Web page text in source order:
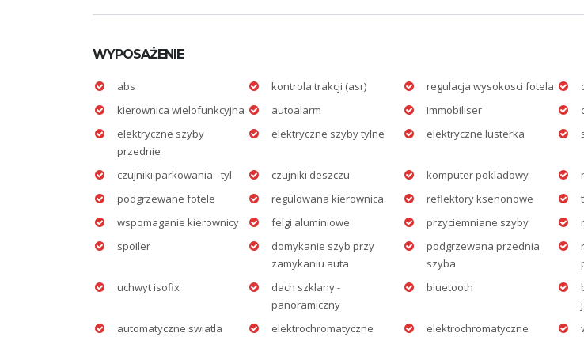
WYPOSAŻENIE
abs kontrola trakcji (asr) regulacja wysokosci fotela
kierownica wielofunkcyjna
autoalarm immobiliser
elektryczne szyby
przednie
elektryczne szyby tylne elektryczne lusterka
czujniki parkowania - tyl czujniki deszczu komputer pokladowy
podgrzewane fotele
regulowana kierownica reflektory ksenonowe
wspomaganie kierownicy
felgi aluminiowe przyciemniane szyby
spoiler
domykanie szyb przy
zamykaniu auta
podgrzewana przednia
szyba
uchwyt isofix
dach szklany -
panoramiczny
bluetooth
automatyczne swiatla
elektrochromatyczne
elektrochromatyczne